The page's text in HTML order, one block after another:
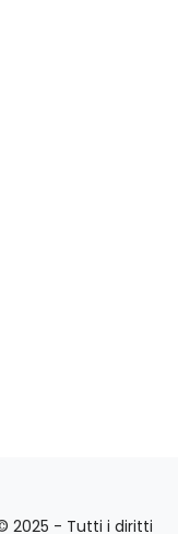
© 2025 - Tutti i diritti